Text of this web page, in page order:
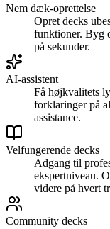
Nem dæk-oprettelse
Opret decks
funktioner. Byg
på sekunder.
AI-assistent
Få højkvalitets
forklaringer på
assistance.
Velfungerende decks
Adgang til
ekspertniveau.
videre på hvert
Community decks